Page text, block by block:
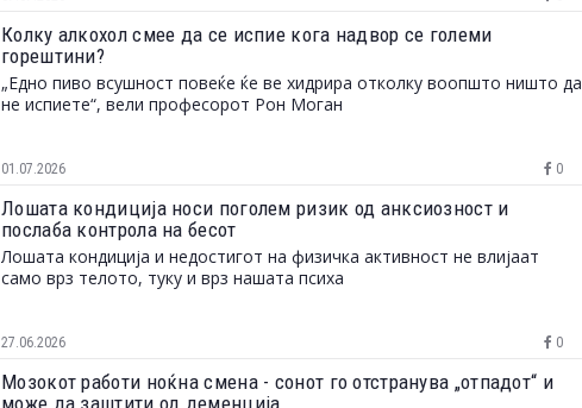
Колку алкохол смее да се испие кога надвор се големи
горештини?
„Едно пиво всушност повеќе ќе ве хидрира отколку воопшто ништо да
не испиете“, вели професорот Рон Моган
01.07.2026 0
Лошата кондиција носи поголем ризик од анксиозност и
послаба контрола на бесот
Лошата кондиција и недостигот на физичка активност не влијаат
само врз телото, туку и врз нашата психа
27.06.2026 0
Мозокот работи ноќна смена - сонот го отстранува „отпадот“ и